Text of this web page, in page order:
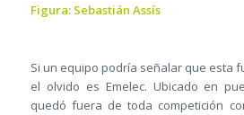
Figura: Sebastián Assís
Si un equipo podría señalar que esta
el olvido es Emelec. Ubicado en
quedó fuera de toda competición